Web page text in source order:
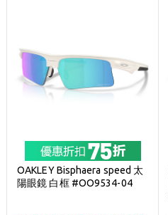
OAKLEY Bisphaera speed 太
陽眼鏡 白框 #OO9534-04